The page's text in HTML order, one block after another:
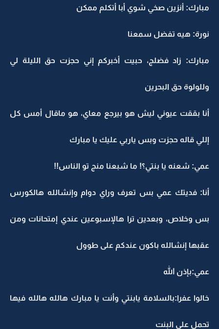
مبارك: أنزين صخي شوي أبا أتكلم ممكن
نورة: هيه تفضل سمعنا
مبارك: زاد فضلج، حبيت أخبركم إني حجزت حق الليلة لي
وللولوة حق البحرين
أنا بققت عيوني ليش هو بيرجع معاي، هو ماقال أمس كل
إللي قاله حجزت وبس ياربي عليك يا مبارك
عمي: شعنه يا بنتي؟! ما شبعنا منج تو الناس!!
أنا: فديتك عمي بس تعرف وراي دوام وإنشالله هالكورس
بس وخلاص، وبعدين ترا هالإسبوعين عندي إمتحانات ومن
عقبها إنشالله باكون عندكم على طوول
عمي:بإذن الله
خالوا عفرا:بالسلامة يابنتي وأنت يا مبارك هالله هالله فيها
تحمل على البنت